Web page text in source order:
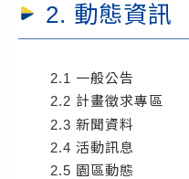
2. 動態資訊
2.1 一般公告
2.2 計畫徵求專區
2.3 新聞資料
2.4 活動訊息
2.5 園區動態